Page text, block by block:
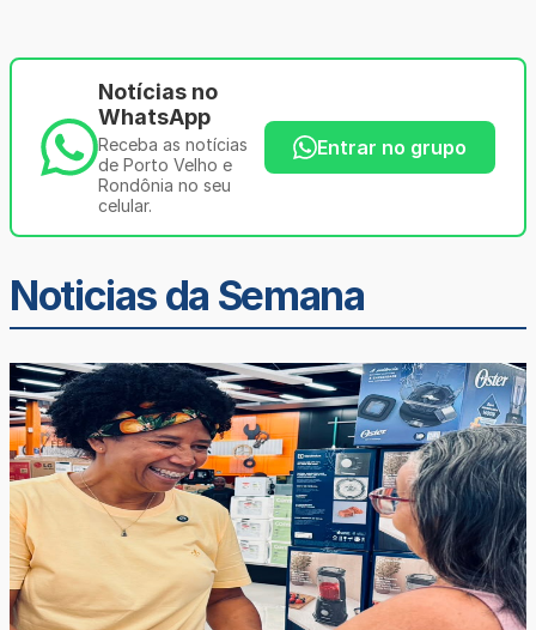
Notícias no
WhatsApp
Receba as notícias
de Porto Velho e
Rondônia no seu
celular.
Entrar no grupo
Noticias da Semana